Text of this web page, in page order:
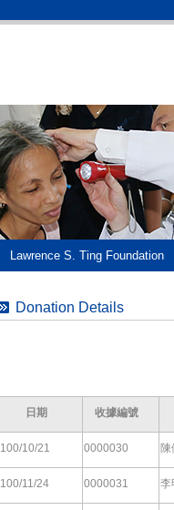
Lawrence S. Ting Foundation
Donation Details
日期 收據編號
100/10/21 0000030
100/11/24 0000031 李